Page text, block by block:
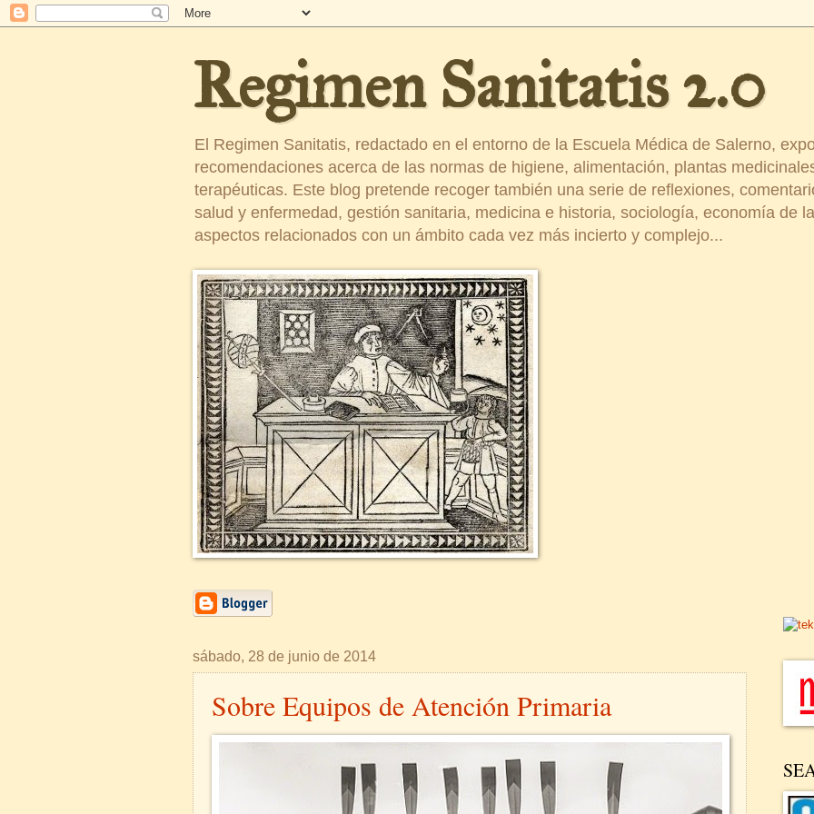
Regimen Sanitatis 2.0
El Regimen Sanitatis, redactado en el entorno de la Escuela Médica de Salerno,
recomendaciones acerca de las normas de higiene, alimentación, plantas
terapéuticas. Este blog pretende recoger también una serie de reflexiones,
salud y enfermedad, gestión sanitaria, medicina e historia, sociología, economía de
aspectos relacionados con un ámbito cada vez más incierto y complejo...
sábado, 28 de junio de 2014
Sobre Equipos de Atención Primaria